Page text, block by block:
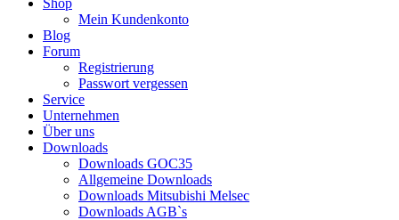
Shop
Mein Kundenkonto
Blog
Forum
Registrierung
Passwort vergessen
Service
Unternehmen
Über uns
Downloads
Downloads GOC35
Allgemeine Downloads
Downloads Mitsubishi Melsec
Downloads AGB`s